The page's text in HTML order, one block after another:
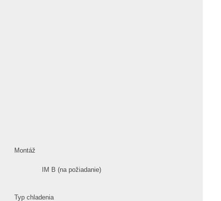
Montáž
IM B (na požiadanie)
Typ chladenia